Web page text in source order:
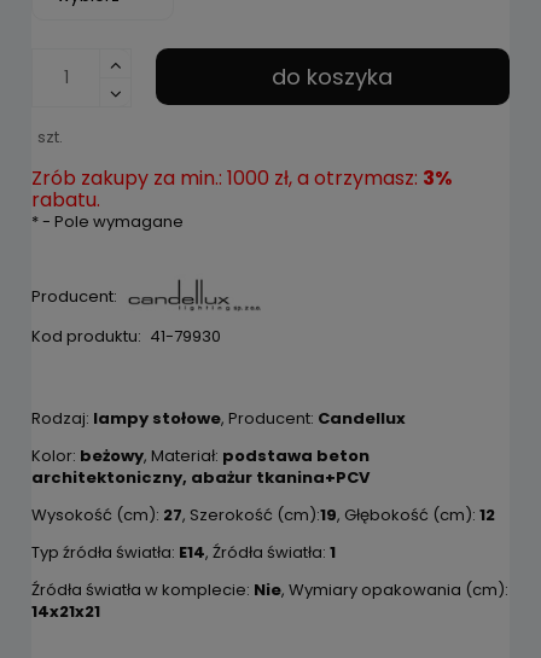
szt.
do koszyka
Zrób zakupy za min.: 1000 zł, a otrzymasz: 3%
rabatu.
*- Pole wymagane
Producent:
Kod produktu: 41-79930
Rodzaj: lampy stołowe, Producent: Candellux
Kolor: beżowy, Materiał: podstawa beton
architektoniczny, abażur tkanina+PCV
Wysokość (cm): 27, Szerokość (cm):19, Głębokość (cm): 12
Typ źródła światła: E14, Źródła światła: 1
Źródła światła w komplecie: Nie, Wymiary opakowania (cm):
14x21x21